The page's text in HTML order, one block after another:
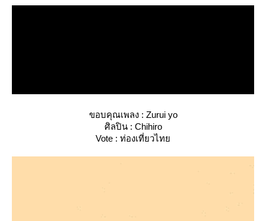
ขอบคุณเพลง : Zurui yo
ศิลปิน : Chihiro
Vote : ท่องเที่ยวไท